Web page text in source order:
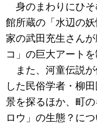
身のまわりにひそ
館所蔵の「水辺の
家の武田充生さん
コ」の巨大アートを
また、河童伝説が
した民俗学者・柳
景を探るほか、町
ロウ」の生態？に